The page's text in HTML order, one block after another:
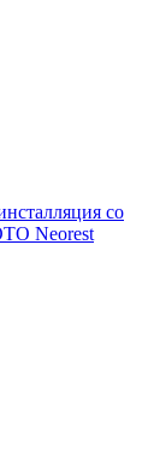
со
Neorest